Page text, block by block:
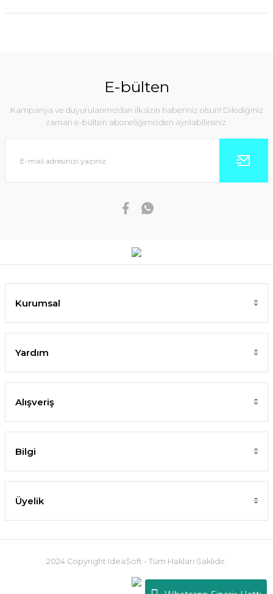
E-bülten
Kampanya ve duyurularımızdan ilk sizin haberiniz olsun! Dilediğiniz
zaman e-bülten aboneliğimizden ayrılabilirsiniz.
Kurumsal
Yardım
Alışveriş
Bilgi
Üyelik
2024 Copyright IdeaSoft - Tüm Hakları Saklıdır.